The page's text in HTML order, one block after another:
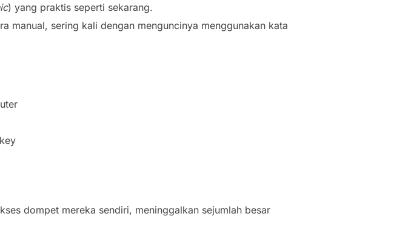
) yang praktis seperti sekarang.
manual, sering kali dengan menguncinya menggunakan kata
dompet mereka sendiri, meninggalkan sejumlah besar